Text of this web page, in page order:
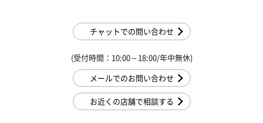
チャットでの問い合わせ
(受付時間：10:00～18:00/年中無休)
メールでのお問い合わせ
お近くの店舗で相談する